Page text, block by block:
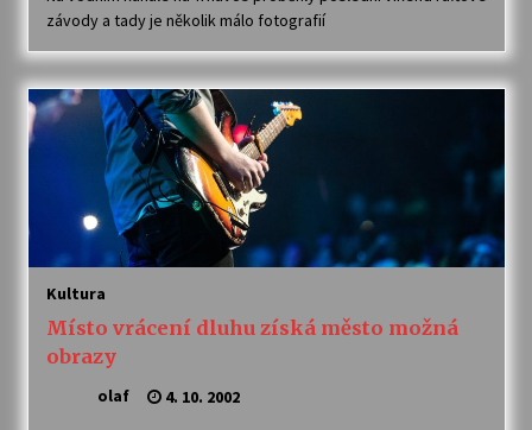
závody a tady je několik málo fotografií
Kultura
Místo vrácení dluhu získá město možná
obrazy
olaf 4. 10. 2002